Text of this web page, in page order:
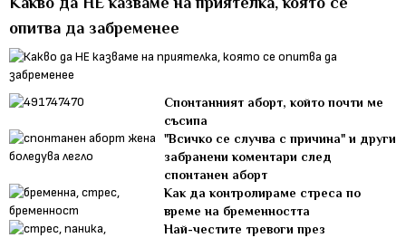
опитва да забременее
Спонтанният аборт, който почти ме
съсипа
"Всичко се случва с причина" и други
забранени коментари след
спонтанен аборт
Как да контролираме стреса по
време на бременността
Най-честите тревоги през